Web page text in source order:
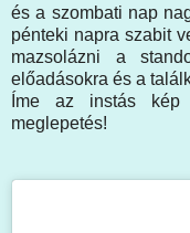
és a szombati nap
pénteki napra szabit
mazsolázni a
előadásokra és a
Íme az instás kép
meglepetés!